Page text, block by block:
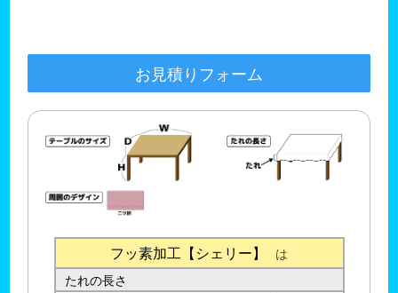
お見積りフォーム
フッ素加工【シェリー】
は
たれの長さ